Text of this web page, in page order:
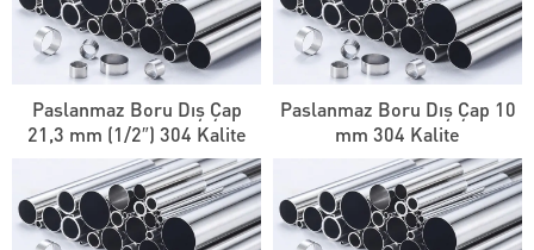
Paslanmaz Boru Dış Çap
21,3 mm (1/2″) 304 Kalite
Paslanmaz Boru Dış Çap 10
mm 304 Kalite